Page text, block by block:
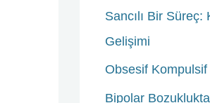
Sancılı Bir Süreç:
Gelişimi
Obsesif
Bipolar